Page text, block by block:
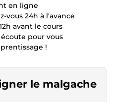
en ligne
vous 24h à l'avance
avant le cours
pour vous
!
le malgache